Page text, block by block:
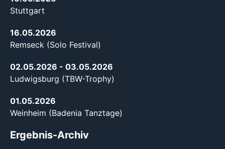
Stuttgart
16.05.2026
Remseck (Solo Festival)
02.05.2026 - 03.05.2026
Ludwigsburg (TBW-Trophy)
01.05.2026
Weinheim (Badenia Tanztage)
Ergebnis-Archiv